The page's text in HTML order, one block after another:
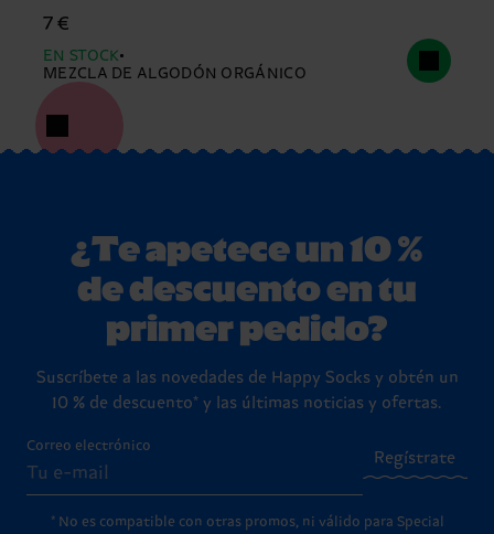
7 €
EN STOCK
MEZCLA DE ALGODÓN ORGÁNICO
¿Te apetece un 10 %
de descuento en tu
primer pedido?
Suscríbete a las novedades de Happy Socks y obtén un
10 % de descuento* y las últimas noticias y ofertas.
Correo electrónico
Regístrate
* No es compatible con otras promos, ni válido para Special